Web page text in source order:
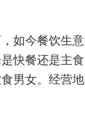
如今餐饮生
快餐还是主
男女。经营